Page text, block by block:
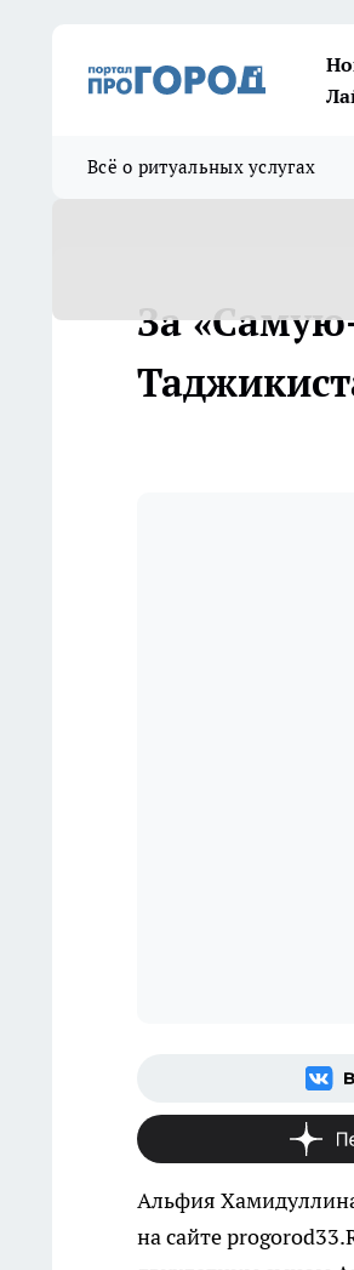
Всё о ритуальных услугах
За
Альфия
на сайте